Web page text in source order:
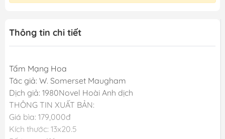
Thông tin chi tiết
Tấm Mạng Hoa
Tác giả: W. Somerset Maugham
Dịch giả: 1980Novel Hoài Anh dịch
THÔNG TIN XUẤT BẢN:
Giá bìa: 179,000đ
Kích thước: 13x20.5